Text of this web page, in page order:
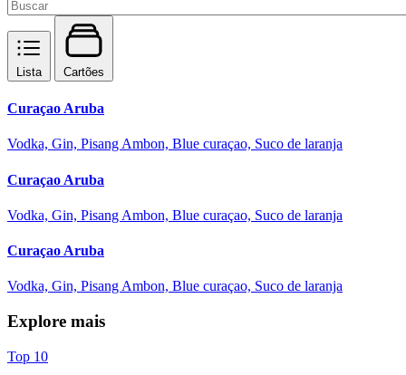
Lista Cartões
Curaçao Aruba
Vodka, Gin, Pisang Ambon, Blue curaçao, Suco de laranja
Curaçao Aruba
Vodka, Gin, Pisang Ambon, Blue curaçao, Suco de laranja
Curaçao Aruba
Vodka, Gin, Pisang Ambon, Blue curaçao, Suco de laranja
Explore mais
Top 10